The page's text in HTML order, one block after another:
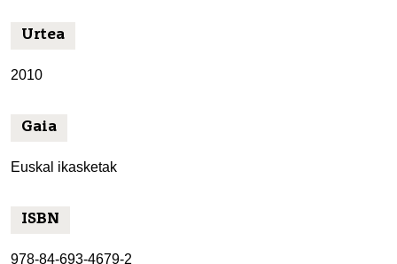
Urtea
2010
Gaia
Euskal ikasketak
ISBN
978-84-693-4679-2